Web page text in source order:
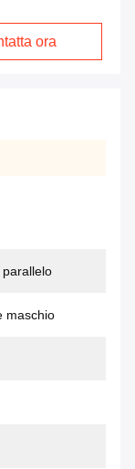
ora
maschio